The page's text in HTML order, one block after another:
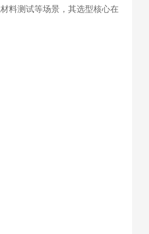
料测试等场景，其选型核心在